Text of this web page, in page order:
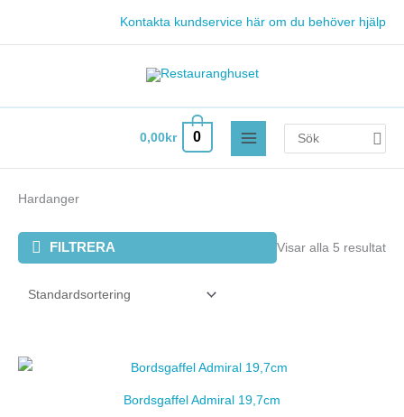
Kontakta kundservice här om du behöver hjälp
0,00kr 0
for:
Hardanger
FILTRERA Visar alla 5 resultat
Bordsgaffel Admiral 19,7cm